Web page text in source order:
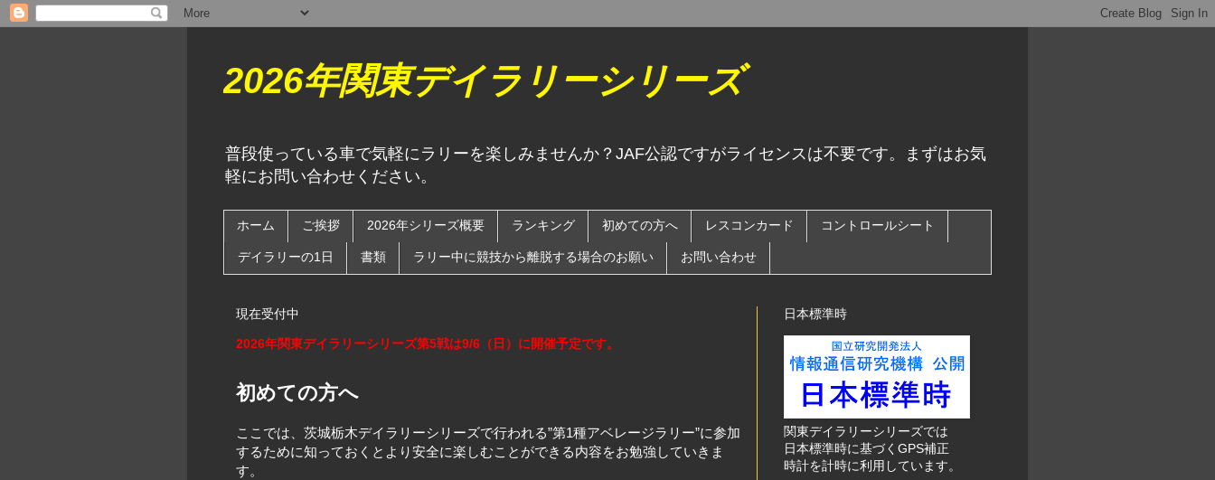
2026年関東デイラリーシリーズ
普段使っている車で気軽にラリーを楽しみませんか？JAF公認ですがライセンスは不要です。まずはお気
軽にお問い合わせください。
ホーム ご挨拶 2026年シリーズ概要 ランキング 初めての方へ レスコンカード コントロールシート
デイラリーの1日 書類 ラリー中に競技から離脱する場合のお願い お問い合わせ
現在受付中
2026年関東デイラリーシリーズ第5戦は9/6（日）に開催予定です。
初めての方へ
ここでは、茨城栃木デイラリーシリーズで行われる”第1種アベレージラリー”に参加
するために知っておくとより安全に楽しむことができる内容をお勉強していきま
す。
日本標準時
関東デイラリーシリーズでは
日本標準時に基づくGPS補正
時計を計時に利用しています。